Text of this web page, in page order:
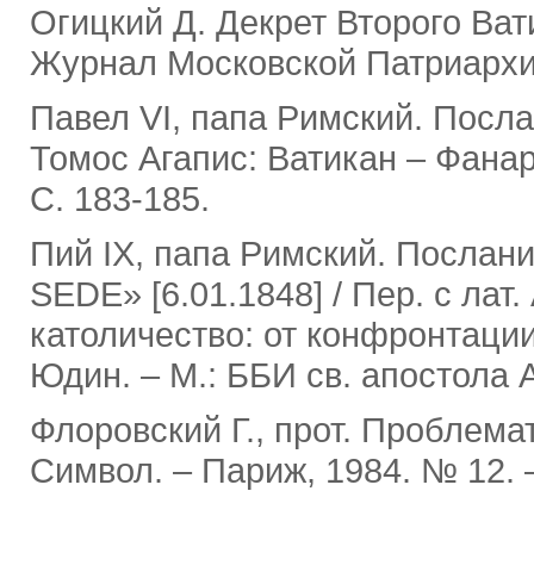
Огицкий Д. Декрет Второго
Журнал Московской
Павел VI, папа Римский.
Томос Агапис: Ватикан –
С. 183-185.
Пий IX, папа Римский.
SEDE» [6.01.1848] / Пер. с
католичество: от
Юдин. ‒ М.: ББИ св. апостола
Флоровский Г., прот.
Символ. ‒ Париж, 1984. № 12.